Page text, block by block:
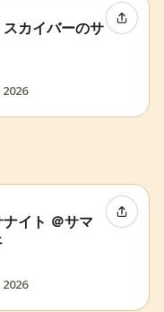
カイバーのサ
イベン
イト ＠サマ
イベン